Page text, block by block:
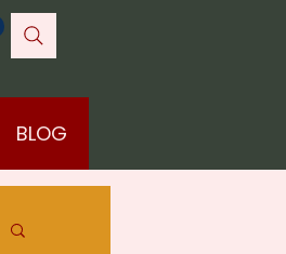
BLOG